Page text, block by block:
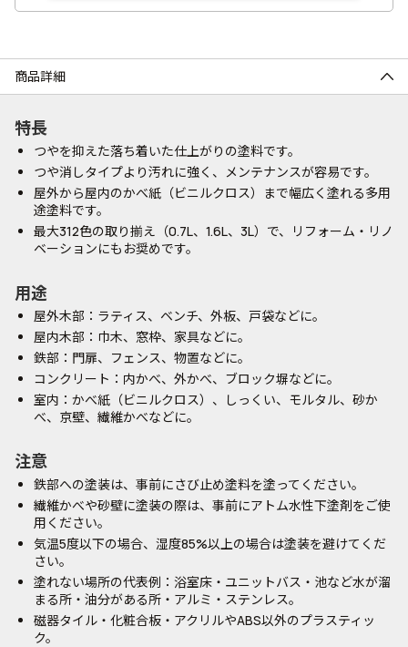
商品詳細
特長
つやを抑えた落ち着いた仕上がりの塗料です。
つや消しタイプより汚れに強く、メンテナンスが容易です。
屋外から屋内のかべ紙（ビニルクロス）まで幅広く塗れる多用
途塗料です。
最大312色の取り揃え（0.7L、1.6L、3L）で、リフォーム・リノ
ベーションにもお奨めです。
用途
屋外木部：ラティス、ベンチ、外板、戸袋などに。
屋内木部：巾木、窓枠、家具などに。
鉄部：門扉、フェンス、物置などに。
コンクリート：内かべ、外かべ、ブロック塀などに。
室内：かべ紙（ビニルクロス）、しっくい、モルタル、砂か
べ、京壁、繊維かべなどに。
注意
鉄部への塗装は、事前にさび止め塗料を塗ってください。
繊維かべや砂壁に塗装の際は、事前にアトム水性下塗剤をご使
用ください。
気温5度以下の場合、湿度85%以上の場合は塗装を避けてくだ
さい。
塗れない場所の代表例：浴室床・ユニットバス・池など水が溜
まる所・油分がある所・アルミ・ステンレス。
磁器タイル・化粧合板・アクリルやABS以外のプラスティッ
ク。